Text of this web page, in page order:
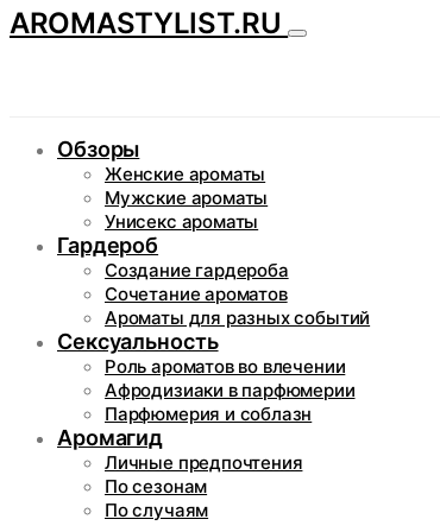
AROMASTYLIST.RU
Обзоры
Женские ароматы
Мужские ароматы
Унисекс ароматы
Гардероб
Создание гардероба
Сочетание ароматов
Ароматы для разных событий
Сексуальность
Роль ароматов во влечении
Афродизиаки в парфюмерии
Парфюмерия и соблазн
Аромагид
Личные предпочтения
По сезонам
По случаям